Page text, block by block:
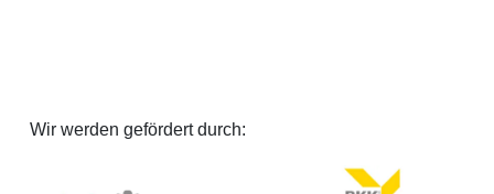
Wir werden gefördert durch: